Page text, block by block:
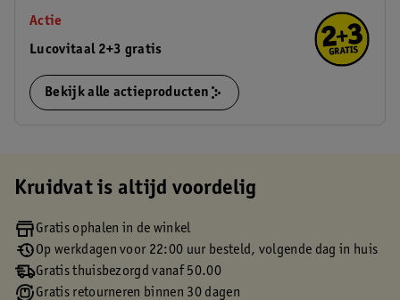
Actie
Lucovitaal 2+3 gratis
Bekijk alle actieproducten
Kruidvat is altijd voordelig
Gratis ophalen in de winkel
Op werkdagen voor 22:00 uur besteld, volgende dag in huis
Gratis thuisbezorgd vanaf 50.00
Gratis retourneren binnen 30 dagen